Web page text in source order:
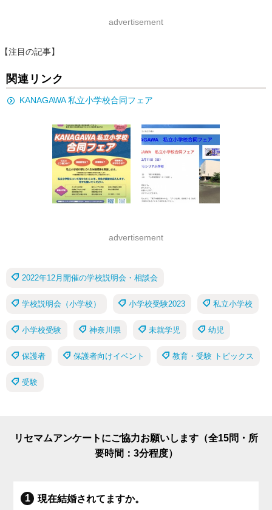
advertisement
【注目の記事】
関連リンク
KANAGAWA 私立小学校合同フェア
advertisement
2022年12月開催の学校説明会・相談会
学校説明会（小学校） 小学校受験2023 私立小学校
小学校受験 神奈川県 未就学児 幼児
保護者 保護者向けイベント 教育・受験 トピックス
受験
リセマムアンケートにご協力お願いします（全15問・所
要時間：3分程度）
現在結婚されてますか。